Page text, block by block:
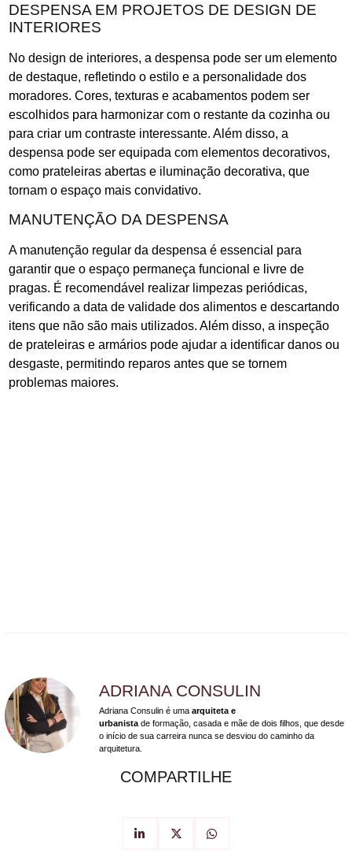
DESPENSA EM PROJETOS DE DESIGN DE
INTERIORES
No design de interiores, a despensa pode ser um elemento
de destaque, refletindo o estilo e a personalidade dos
moradores. Cores, texturas e acabamentos podem ser
escolhidos para harmonizar com o restante da cozinha ou
para criar um contraste interessante. Além disso, a
despensa pode ser equipada com elementos decorativos,
como prateleiras abertas e iluminação decorativa, que
tornam o espaço mais convidativo.
MANUTENÇÃO DA DESPENSA
A manutenção regular da despensa é essencial para
garantir que o espaço permaneça funcional e livre de
pragas. É recomendável realizar limpezas periódicas,
verificando a data de validade dos alimentos e descartando
itens que não são mais utilizados. Além disso, a inspeção
de prateleiras e armários pode ajudar a identificar danos ou
desgaste, permitindo reparos antes que se tornem
problemas maiores.
ADRIANA CONSULIN
Adriana Consulin é uma arquiteta e
urbanista de formação, casada e mãe de dois filhos, que desde
o início de sua carreira nunca se desviou do caminho da
arquitetura.
COMPARTILHE